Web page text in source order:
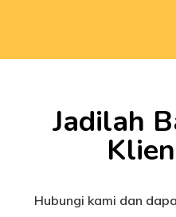
Jadilah
Hubungi kami dan